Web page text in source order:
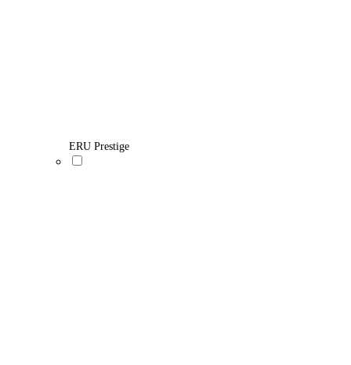
ERU Prestige